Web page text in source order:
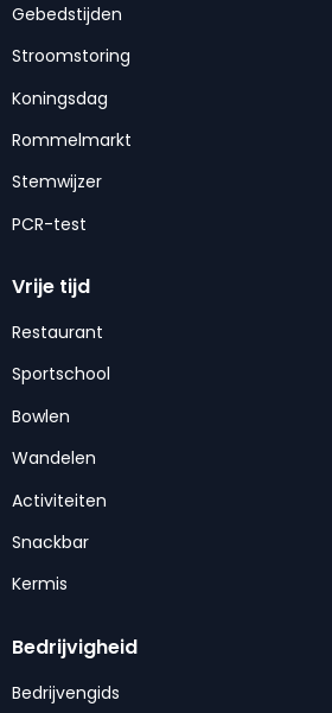
Gebedstijden
Stroomstoring
Koningsdag
Rommelmarkt
Stemwijzer
PCR-test
Vrije tijd
Restaurant
Sportschool
Bowlen
Wandelen
Activiteiten
Snackbar
Kermis
Bedrijvigheid
Bedrijvengids